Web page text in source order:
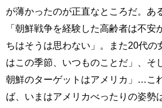
が薄かったのが正直なところだ。あ
「朝鮮戦争を経験した高齢者は不安
ちはそうは思わない」。また20代の
はこの季節、いつものことだ」、そ
朝鮮のターゲットはアメリカ」…こ
ば、いまはアメリカべったりの姿